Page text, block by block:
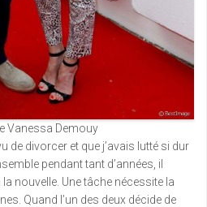
Vanessa Demouy
de divorcer et que j’avais lutté si dur
pendant tant d’années, il
nouvelle. Une tâche nécessite la
Quand l’un des deux décide de